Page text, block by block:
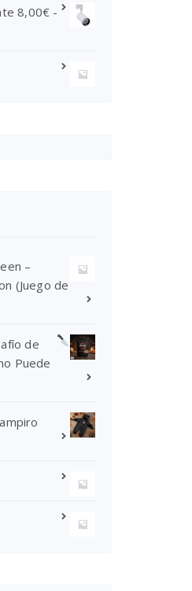
8,00€ -
–
(Juego de
de
Puede